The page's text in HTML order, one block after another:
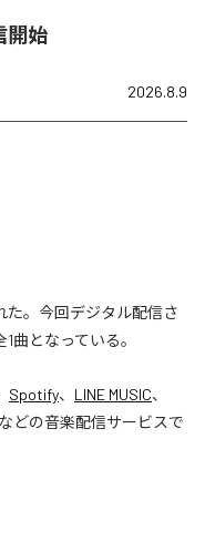
開始
2026.8.9
た。今回デジタル配信さ
曲となっている。
Spotify、 LINE MUSIC、
などの音楽配信サービスで